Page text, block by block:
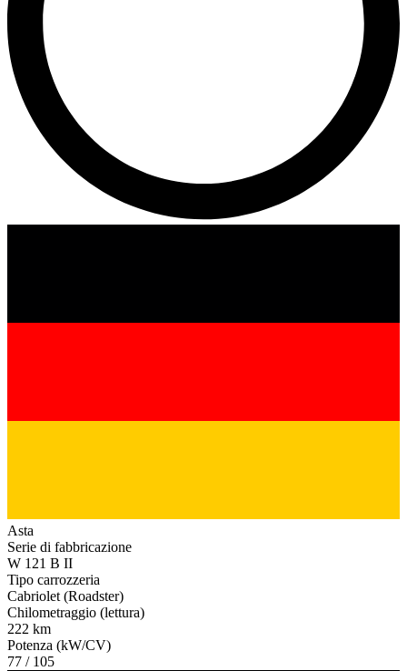
Asta
Serie di fabbricazione
W 121 B II
Tipo carrozzeria
Cabriolet (Roadster)
Chilometraggio (lettura)
222 km
Potenza (kW/CV)
77 / 105